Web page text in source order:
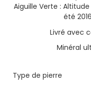
Aiguille Verte :
été
Livré avec
Minéral
Type de pierre